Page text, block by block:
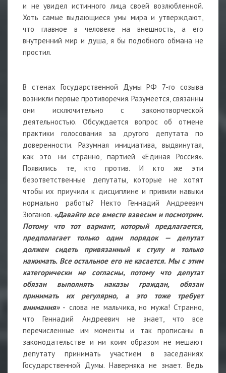
и не увидел истинного лица своей возлюбленной.
Хоть самые выдающиеся умы мира и утверждают,
что главное в человеке на внешность, а его
внутренний мир и душа, я бы подобного обмана не
простил.
В стенах Государственной Думы РФ 7-го созыва
возникли первые противоречия. Разумеется, связанны
они исключительно с законотворческой
деятельностью. Обсуждается вопрос об отмене
практики голосования за другого депутата по
доверенности. Разумная инициатива, выдвинутая,
как это ни странно, партией «Единая Россия».
Появились те, кто против. И кто же эти
безответственные депутаты, которые не хотят
чтобы их приучили к дисциплине и привили навыки
нормально работы? Некто Геннадий Андреевич
Зюганов. «Давайте все вместе взвесим и посмотрим.
Потому что тот вариант, который предлагается,
предполагает только один порядок — депутат
должен сидеть привязанный к стулу и только
нажимать. Все остальное его не касается. Мы с этим
категорически не согласны, потому что депутат
обязан выполнять наказы граждан, обязан
принимать их регулярно, а это тоже требует
внимания»- слова не мальчика, но мужа! Странно,
что Геннадий Андреевич не знает, что все
перечисленные им моменты и так прописаны в
законодательстве и ни коим образом не мешают
депутату принимать участием в заседаниях
Государственной Думы. Наверняка не знает. Ведь